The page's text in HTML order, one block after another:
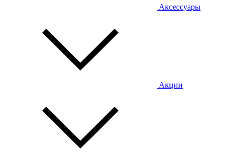
Аксессуары
Акции